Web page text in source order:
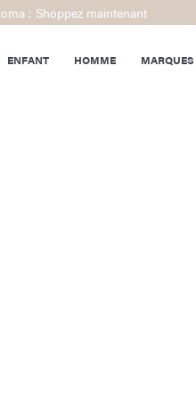
: Shoppez maintenant
ENFANT HOMME MARQUES